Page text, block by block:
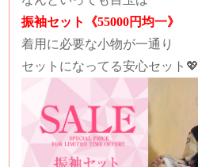
振袖セット《55000円均一》
着用に必要な小物が一通り
セットになってる安心セット💖